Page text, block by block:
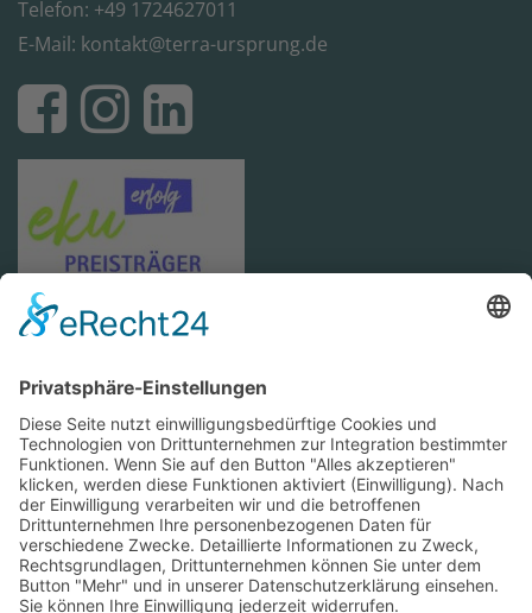
Telefon: +49 1724627011
E-Mail: kontakt@terra-ursprung.de